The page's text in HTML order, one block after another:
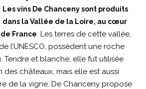
Les vins De Chanceny sont produits
dans la Vallée de la Loire, au cœur
France. Les terres de cette vallée,
l’UNESCO, possèdent une roche
Tendre et blanche, elle fut utilisée
châteaux, mais elle est aussi
de la vigne. De Chanceny propose